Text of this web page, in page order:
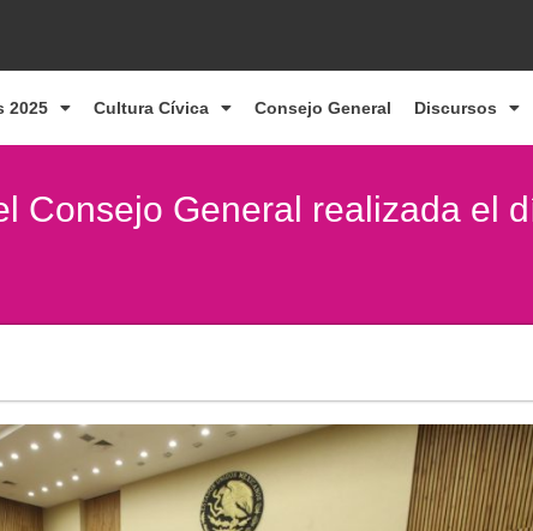
2025 Cultura Cívica Consejo General Discursos
Consejo General realizada el